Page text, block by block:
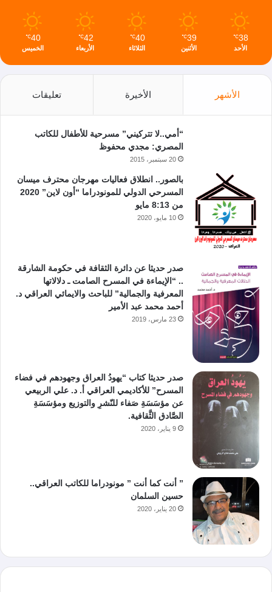
38
℃
الأحد
39
℃
الأثنين
40
℃
الثلاثاء
42
℃
الأربعاء
40
℃
الخميس
الأشهر الأخيرة تعليقات
“أمي..لا تتركيني” مسرحية للأطفال للكاتب
المصري: مجدي محفوظ
20 سبتمبر، 2015
بالصور.. انطلاق فعاليات مهرجان محترف ميسان
المسرحي الدولي للمونودراما “أون لاين” 2020
من 8:13 مايو
10 مايو، 2020
صدر حديثا عن دائرة الثقافة في حكومة الشارقة
.. “الإيماءة في المسرح الصامت ـ دلالاتها
المعرفية والجمالية” للباحث والايمائي العراقي د.
أحمد محمد عبد الأمير
23 مارس، 2019
صدر حديثا كتاب “يهودُ العراق وجهودهم في فضاء
المسرح” للأكاديمي العراقي أ. د. علي الربيعي
عن مؤسَسَةِ صَفاء للنّشرِ والتوزيع ومؤسَسَةِ
الصَّادق الثَّقافية.
9 يناير، 2020
” أنت كما أنت ” مونودراما للكاتب العراقي..
حسين السلمان
20 يناير، 2020